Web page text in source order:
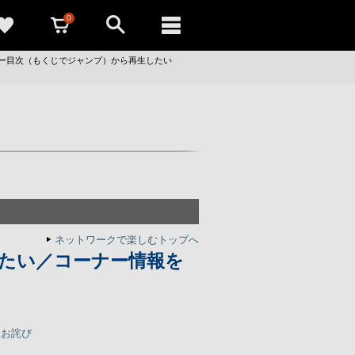
0
目次（もくじでジャンプ）から再生したい
ネットワークで楽しむトップへ
い／コーナー情報を
詫び